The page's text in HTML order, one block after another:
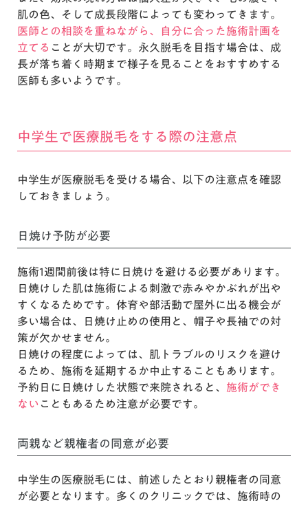
肌の色、そして成長段階によっても変わってきます。
医師との相談を重ねながら、自分に合った施術計画を
立てる ことが大切です。永久脱毛を目指す場合は、成
長が落ち着く時期まで様子を見ることをおすすめする
医師も多いようです。
中学生で医療脱毛をする際の注意点
中学生が医療脱毛を受ける場合、以下の注意点を確認
しておきましょう。
日焼け予防が必要
施術1週間前後は特に日焼けを避ける必要があります。
日焼けした肌は施術による刺激で赤みやかぶれが出や
すくなるためです。体育や部活動で屋外に出る機会が
多い場合は、日焼け止めの使用と、帽子や長袖での対
策が欠かせません。
日焼けの程度によっては、肌トラブルのリスクを避け
るため、施術を延期するか中止することもあります。
予約日に日焼けした状態で来院されると、 施術ができ
ない こともあるため注意が必要です。
両親など親権者の同意が必要
中学生の医療脱毛には、前述したとおり親権者の同意
が必要となります。多くのクリニックでは、施術時の